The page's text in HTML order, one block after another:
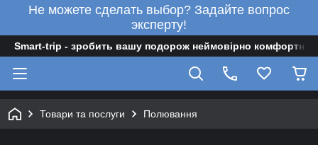
Не можете сделать выбор? Задайте вопрос
эксперту!
Smart-trip - зробить вашу подорож неймовірно
Товари та послуги Полювання